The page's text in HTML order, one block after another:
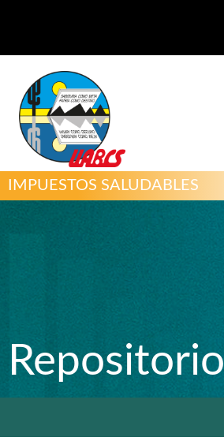
IMPUESTOS SALUDABLES
Repositorio